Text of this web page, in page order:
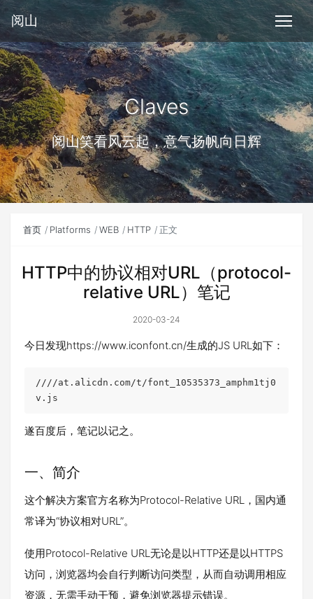
阅山
Claves
阅山笑看风云起，意气扬帆向日辉
首页 Platforms WEB HTTP 正文
HTTP中的协议相对URL（protocol-
relative URL）笔记
2020-03-24
今日发现https://www.iconfont.cn/生成的JS URL如下：
////at.alicdn.com/t/font_10535373_amphm1tj0
v.js
遂百度后，笔记以记之。
一、简介
这个解决方案官方名称为Protocol-Relative URL，国内通
常译为“协议相对URL”。
使用Protocol-Relative URL无论是以HTTP还是以HTTPS
访问，浏览器均会自行判断访问类型，从而自动调用相应
资源，无需手动干预，避免浏览器提示错误。